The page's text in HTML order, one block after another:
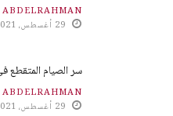
ABDELRAHMAN
29 أغسطس، 2021
سر الصيام المتقطع
ABDELRAHMAN
29 أغسطس، 2021